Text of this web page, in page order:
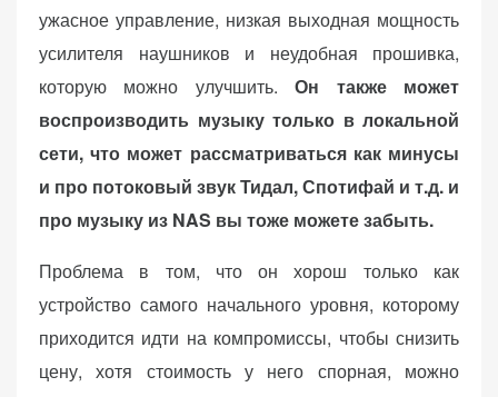
ужасное управление, низкая выходная мощность
усилителя наушников и неудобная прошивка,
которую можно улучшить. Он также может
воспроизводить музыку только в локальной
сети, что может рассматриваться как минусы
и про потоковый звук Тидал, Спотифай и т.д. и
про музыку из NAS вы тоже можете забыть.
Проблема в том, что он хорош только как
устройство самого начального уровня, которому
приходится идти на компромиссы, чтобы снизить
цену, хотя стоимость у него спорная, можно